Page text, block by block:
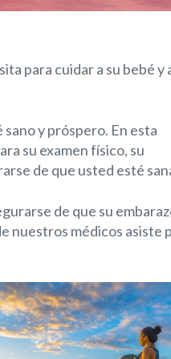
para cuidar a su bebé y
y próspero. En esta
su examen físico, su
de que usted esté
de que su
nuestros médicos asiste